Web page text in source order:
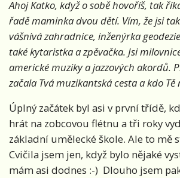
Ahoj Katko, když o sobě hovoříš, tak
řadě maminka dvou dětí. Vím, že jsi
vášnivá zahradnice, inženýrka
také kytaristka a zpěvačka. Jsi
americké muziky a jazzových akordů.
začala Tvá muzikantská cesta a kdo Tě
Úplný začátek byl asi v první třídě,
hrát na zobcovou flétnu a tři roky
základní umělecké škole. Ale to mě
Cvičila jsem jen, když bylo nějaké
mám asi dodnes :-) Dlouho jsem